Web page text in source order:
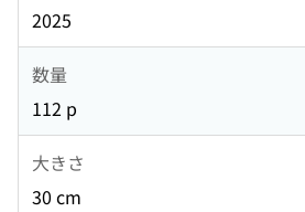
2025
数量
112 p
大きさ
30 cm